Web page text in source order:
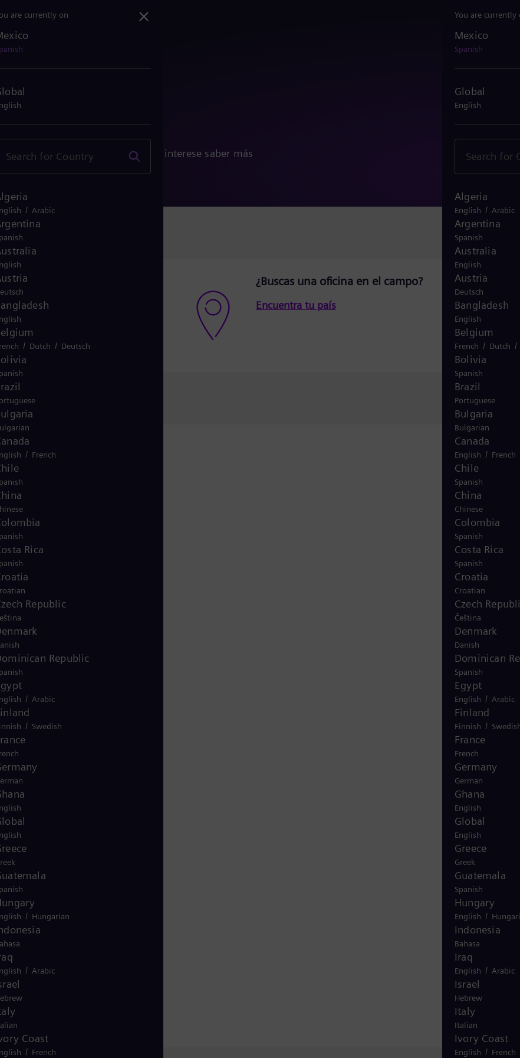
You are currently
Mexico
Spanish
Global
English
Algeria
English / Arabic
Argentina
Spanish
Australia
English
Austria
Deutsch
Bangladesh
English
Belgium
French / Dutch /
Bolivia
Spanish
Brazil
Portuguese
Bulgaria
Bulgarian
Canada
English / French
Chile
Spanish
China
Chinese
Colombia
Spanish
Costa Rica
Spanish
Croatia
Croatian
Czech
Čeština
Denmark
Danish
Dominican
Spanish
Egypt
English / Arabic
Finland
Finnish /
France
French
Germany
German
Ghana
English
Global
English
Greece
Greek
Guatemala
Spanish
Hungary
English /
Indonesia
Bahasa
Iraq
English / Arabic
Israel
Hebrew
Italy
Italian
Ivory Coast
English / French
preguntas, necesites apoyo o te interese saber más
ayudarte.
o necesitas apoyo?
global
¿Buscas una oficina en el campo?
Encuentra tu país
de la empresa
de marketing de
personales y dar
en detalle
are currently on
/ Arabic
/ Dutch / Deutsch
/ French
Rica
Republic
Republic
/ Arabic
/ Swedish
/ Hungarian
/ Arabic
Coast
/ French